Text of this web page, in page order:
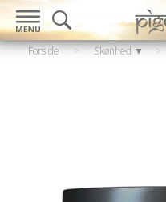
Forside > Skønhed ▼ >